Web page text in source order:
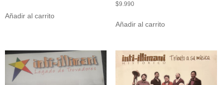
Añadir al carrito
$9.990
Añadir al carrito